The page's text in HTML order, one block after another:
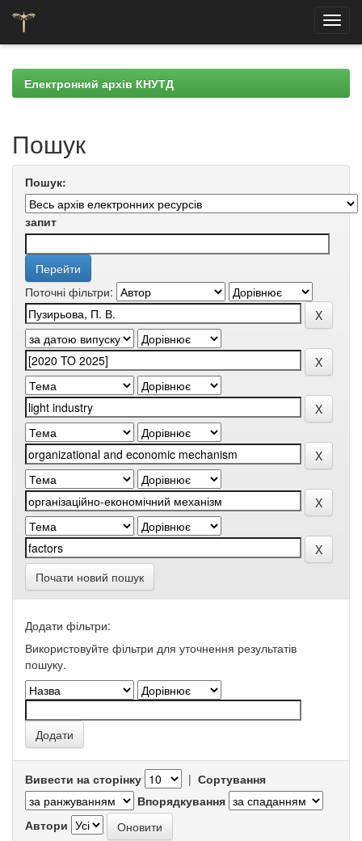
navigationЕлектронний архів КНУТД
Пошук
Пошук:
запит
Поточні фільтри:
Почати новий пошук
Додати фільтри:
Використовуйте фільтри для уточнення результатів
пошуку.
Вивести на сторінку | Сортування
Впорядкування
Автори